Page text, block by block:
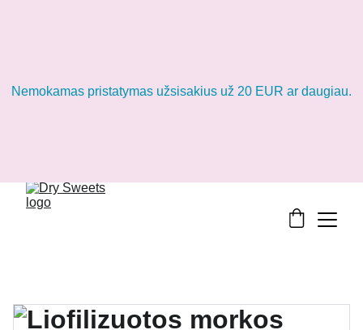
Nemokamas pristatymas užsisakius už 20 EUR ar daugiau.